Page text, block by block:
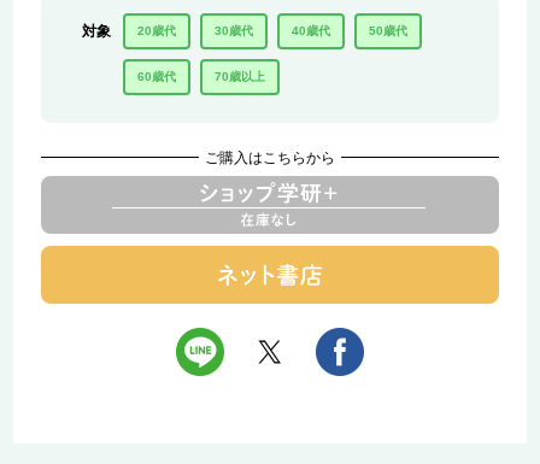
対象 20歳代 30歳代 40歳代 50歳代
60歳代 70歳以上
ご購入はこちらから